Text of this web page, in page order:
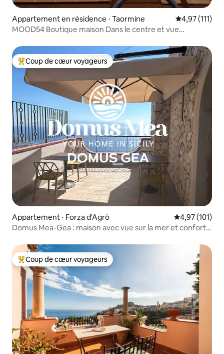
Appartement en résidence ⋅ Taormine Évaluation
4,97 (111)
MOOD54 Boutique maison Dans le centre et vue
Coups de cœur voyageurs les plus appréciés
Coup de cœur voyageurs
Appartement ⋅ Forza d'Agrò Évaluation
4,97 (101)
Domus Mea-Gea : maison avec vue sur la mer et confort
Coups de cœur voyageurs les plus appréciés
Coup de cœur voyageurs